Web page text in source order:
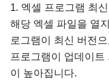
1. 엑셀 프로그램 최
해당 엑셀 파일을 열
로그램이 최신 버전
프로그램이 업데이
이 높아집니다.